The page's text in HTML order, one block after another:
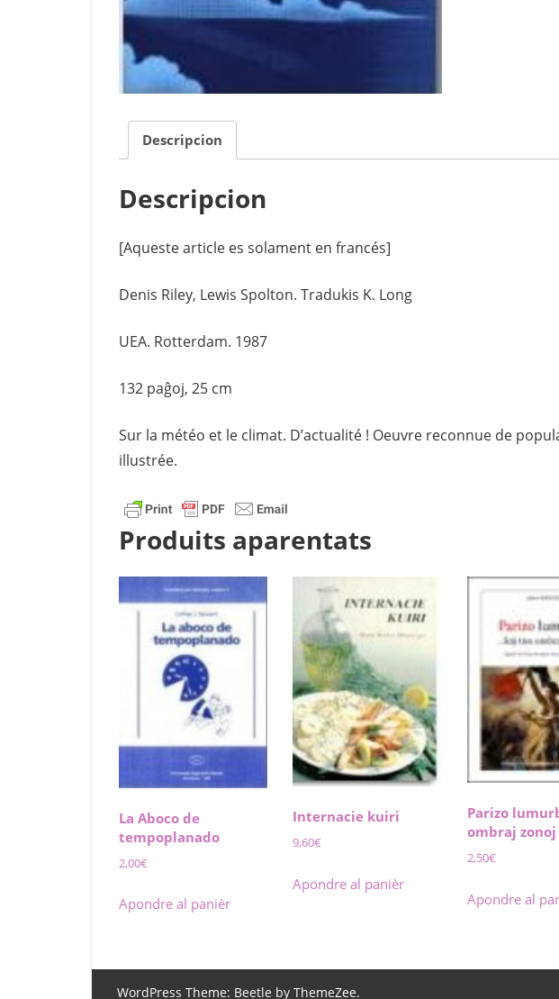
Descripcion
Descripcion
[Aqueste article es solament en francés]
Denis Riley, Lewis Spolton. Tradukis K. Long
UEA. Rotterdam. 1987
132 paĝoj, 25 cm
Sur la météo et le climat. D’actualité ! Oeuvre reconnue de
illustrée.
Produits aparentats
La Aboco de
tempoplanado
2,00€
Apondre al panièr
Internacie kuiri
9,60€
Apondre al panièr
Parizo
ombraj zonoj
2,50€
Apondre al
WordPress Theme: Beetle by ThemeZee.